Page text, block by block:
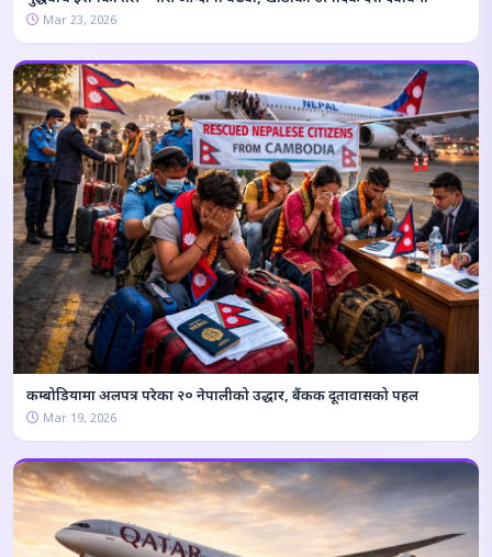
Mar 23, 2026
कम्बोडियामा अलपत्र परेका २० नेपालीको उद्धार, बैंकक दूतावासको पहल
Mar 19, 2026